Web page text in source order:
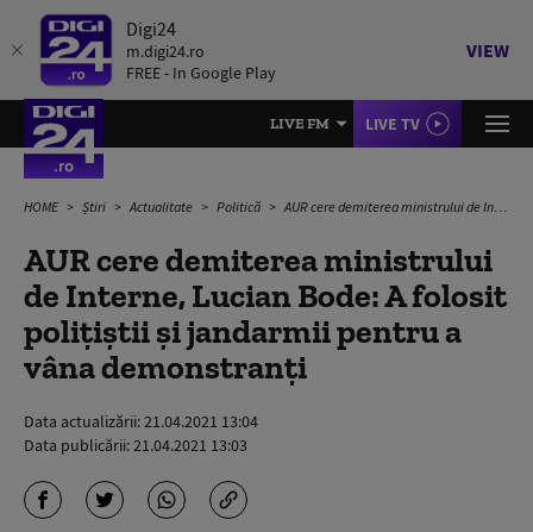
Digi24
m.digi24.ro
FREE - In Google Play
VIEW
LIVE FM LIVE TV
HOME Știri Actualitate Politică AUR cere demiterea ministrului de Interne, Lucian Bode: A folosit polițiștii și jandarmii pentru a vâna demonstranți
AUR cere demiterea ministrului
de Interne, Lucian Bode: A folosit
polițiștii și jandarmii pentru a
vâna demonstranți
Data actualizării:21.04.2021 13:04
Data publicării:21.04.2021 13:03